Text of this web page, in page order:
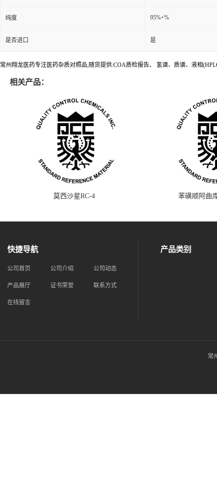
纯度 95%+%
是否进口 是
常州翔龙医药专注医药杂质对照品;随货提供:COA质检报告、 氢谱、质谱、液相
相关产品：
莫西沙星RC-4 苯磺顺阿曲
快捷导航
公司首页 公司介绍 公司动态
产品展厅 证书荣誉 联系方式
在线留言
产品类别
常